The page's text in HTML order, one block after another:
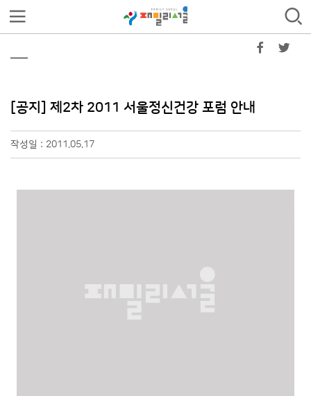
[공지] 제2차 2011 서울정신건강 포럼 안내
작성일 : 2011.05.17